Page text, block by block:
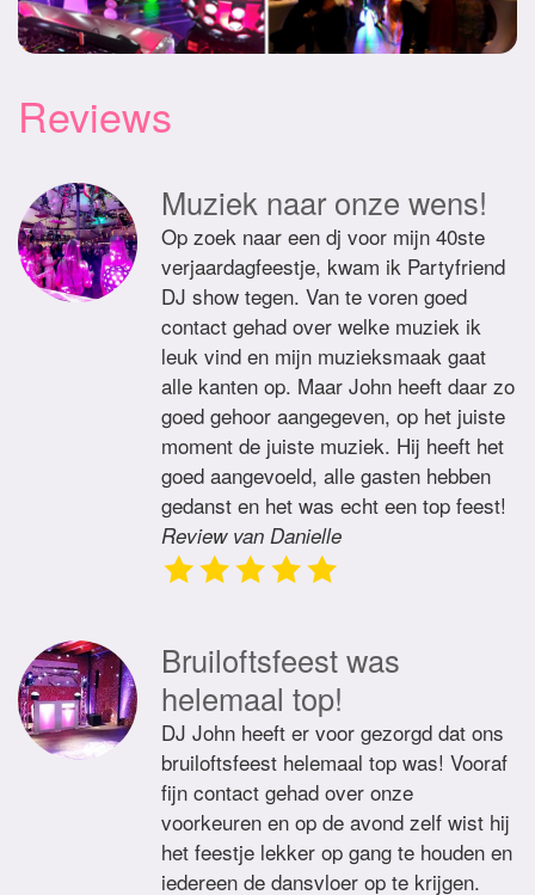
Reviews
Muziek naar onze wens!
Op zoek naar een dj voor mijn 40ste
verjaardagfeestje, kwam ik Partyfriend
DJ show tegen. Van te voren goed
contact gehad over welke muziek ik
leuk vind en mijn muzieksmaak gaat
alle kanten op. Maar John heeft daar zo
goed gehoor aangegeven, op het juiste
moment de juiste muziek. Hij heeft het
goed aangevoeld, alle gasten hebben
gedanst en het was echt een top feest!
Review van Danielle
Bruiloftsfeest was
helemaal top!
DJ John heeft er voor gezorgd dat ons
bruiloftsfeest helemaal top was! Vooraf
fijn contact gehad over onze
voorkeuren en op de avond zelf wist hij
het feestje lekker op gang te houden en
iedereen de dansvloer op te krijgen.